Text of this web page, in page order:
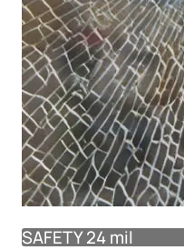
SAFETY 24 mil